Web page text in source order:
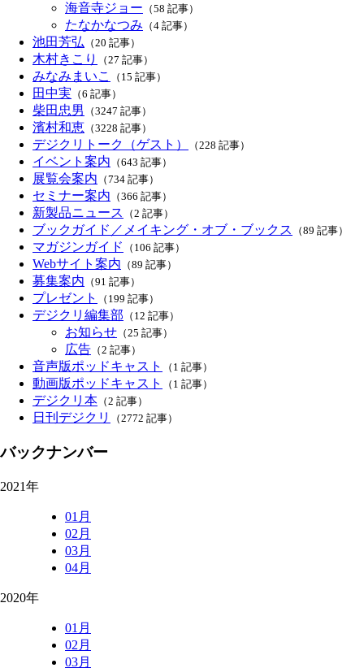
海音寺ジョー （58 記事）
たなかなつみ （4 記事）
池田芳弘 （20 記事）
木村きこり （27 記事）
みなみまいこ （15 記事）
田中実 （6 記事）
柴田忠男 （3247 記事）
濱村和恵 （3228 記事）
デジクリトーク（ゲスト） （228 記事）
イベント案内 （643 記事）
展覧会案内 （734 記事）
セミナー案内 （366 記事）
新製品ニュース （2 記事）
ブックガイド／メイキング・オブ・ブックス （89 記事）
マガジンガイド （106 記事）
Webサイト案内 （89 記事）
募集案内 （91 記事）
プレゼント （199 記事）
デジクリ編集部 （12 記事）
お知らせ （25 記事）
広告 （2 記事）
音声版ポッドキャスト （1 記事）
動画版ポッドキャスト （1 記事）
デジクリ本 （2 記事）
日刊デジクリ （2772 記事）
バックナンバー
2021年
01月
02月
03月
04月
2020年
01月
02月
03月